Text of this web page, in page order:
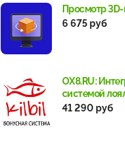
Просмотр
6 675 руб
OX8.RU:
системой
41 290 руб